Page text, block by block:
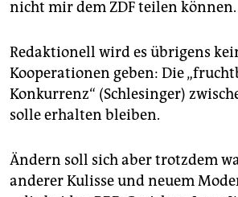
nicht mir dem ZDF teilen können.
Redaktionell wird es übrigens
Kooperationen geben: Die
Konkurrenz“ (Schlesinger)
solle erhalten bleiben.
Ändern soll sich aber trotzdem
anderer Kulisse und neuem